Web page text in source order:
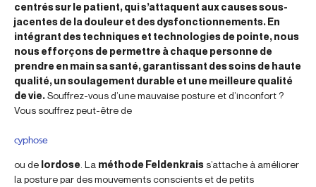
centrés sur le patient, qui s’attaquent aux causes sous-
jacentes de la douleur et des dysfonctionnements. En
intégrant des techniques et technologies de pointe, nous
nous efforçons de permettre à chaque personne de
prendre en main sa santé, garantissant des soins de haute
qualité, un soulagement durable et une meilleure qualité
de vie.Souffrez-vous d’une mauvaise posture et d’inconfort ?
Vous souffrez peut-être de
cyphose
ou de lordose. La méthode Feldenkrais s’attache à améliorer
la posture par des mouvements conscients et de petits